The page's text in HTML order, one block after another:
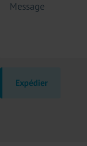
Message
Expédier